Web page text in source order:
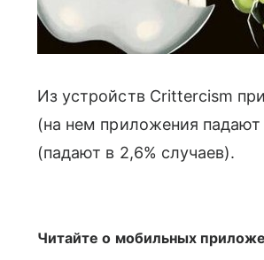
Из устройств Crittercism
(на нем приложения
(падают в 2,6% случаев).
Читайте о мобильных